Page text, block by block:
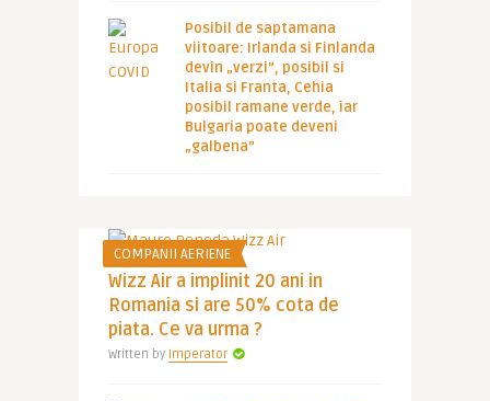
Posibil de saptamana
viitoare: Irlanda si Finlanda
devin „verzi”, posibil si
Italia si Franta, Cehia
posibil ramane verde, iar
Bulgaria poate deveni
„galbena”
COMPANII AERIENE
Wizz Air a implinit 20 ani in
Romania si are 50% cota de
piata. Ce va urma ?
Written by Imperator